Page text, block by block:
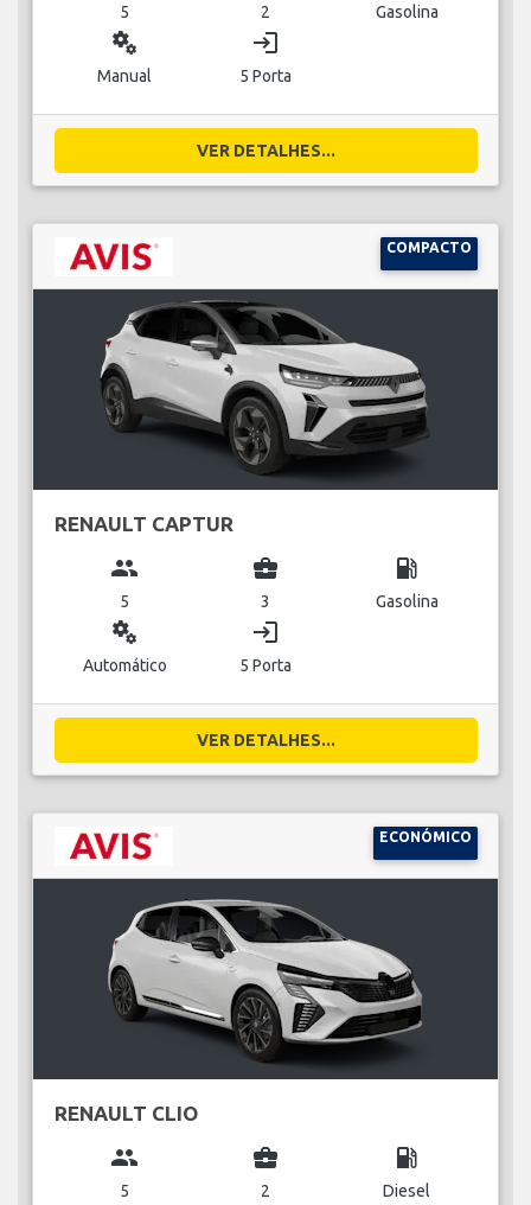
5 2 Gasolina
miscellaneous_services
Manual
login
5 Porta
VER DETALHES...
COMPACTO
RENAULT CAPTUR
group
5
business_center
3
local_gas_station
Gasolina
miscellaneous_services
Automático
login
5 Porta
VER DETALHES...
ECONÓMICO
RENAULT CLIO
group
5
business_center
2
local_gas_station
Diesel